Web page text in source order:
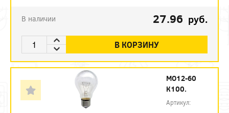
В наличии 27.96 руб.
В КОРЗИНУ
МО12-60
К100.
Артикул: